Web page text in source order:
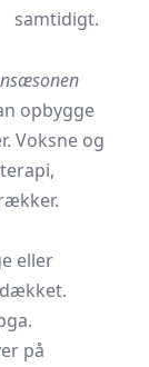
samtidigt.
opbygge
Voksne og
eller
på